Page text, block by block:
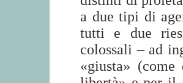
a due tipi di
tutti e due
colossali – ad
«giusta»